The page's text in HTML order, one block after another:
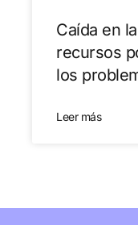
Caída en
recursos
los
Leer más